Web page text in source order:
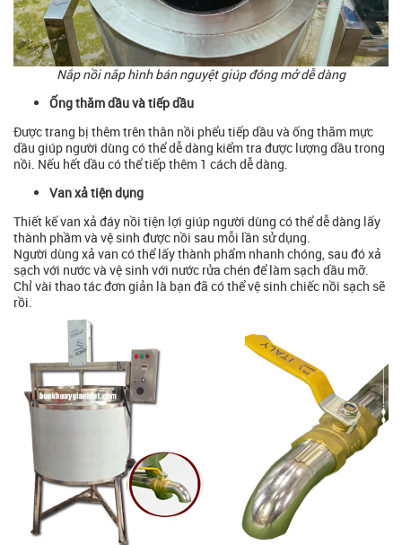
Nắp nồi nắp hình bán nguyệt giúp đóng mở dễ dàng
Ống thăm dầu và tiếp dầu
Được trang bị thêm trên thân nồi phểu tiếp dầu và ống thăm mực
dầu giúp người dùng có thể dễ dàng kiểm tra được lượng dầu trong
nồi. Nếu hết dầu có thể tiếp thêm 1 cách dễ dàng.
Van xả tiện dụng
Thiết kế van xả đáy nồi tiện lợi giúp người dùng có thể dễ dàng lấy
thành phầm và vệ sinh được nồi sau mỗi lần sử dụng.
Người dùng xả van có thể lấy thành phẩm nhanh chóng, sau đó xả
sạch với nước và vệ sinh với nước rửa chén để làm sạch dầu mỡ.
Chỉ vài thao tác đơn giản là bạn đã có thể vệ sinh chiếc nồi sạch sẽ
rồi.